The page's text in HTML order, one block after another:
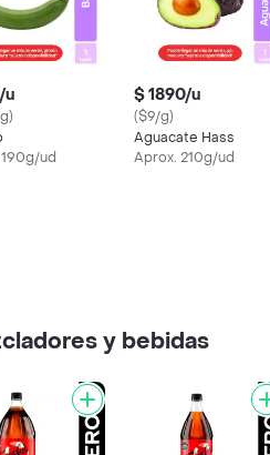
u
ud
$ 1890/u
($9/g)
Aguacate Hass
Aprox. 210g/ud
y bebidas